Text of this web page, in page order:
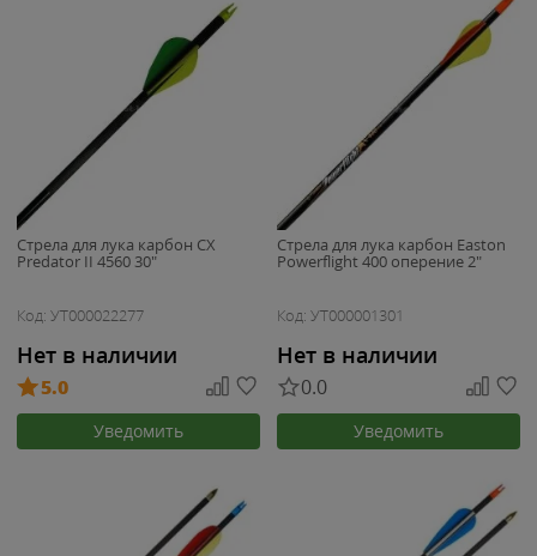
Стрела для лука карбон CX
Predator II 4560 30"
Код: УТ000022277
Нет в наличии
5.0
Уведомить
Стрела для лука карбон Easton
Powerflight 400 оперение 2"
Код: УТ000001301
Нет в наличии
0.0
Уведомить